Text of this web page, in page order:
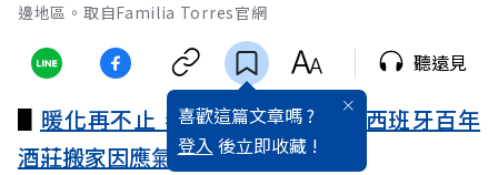
邊地區。取自Familia Torres官網
喜歡這篇文章嗎 ?
登入 後立即收藏 !
聽遠見
▋ 暖化再不止，酒就釀不出來了？西班牙百年
酒莊搬家因應氣候危機